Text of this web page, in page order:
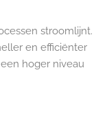
stroomlijnt.
en efficiënter
hoger niveau